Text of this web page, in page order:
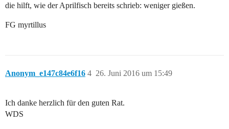
die hilft, wie der Aprilfisch bereits schrieb: weniger gießen.
FG myrtillus
Anonym_e147c84e6f16 26. Juni 2016 um 15:49
4
Ich danke herzlich für den guten Rat.
WDS